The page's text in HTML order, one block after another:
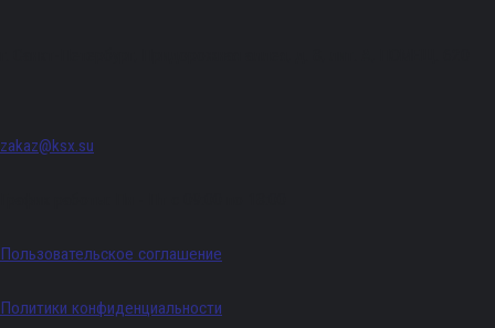
zakaz@ksx.su
Пользовательское соглашение
Политики конфиденциальности